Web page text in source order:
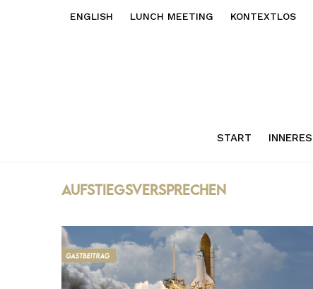
ENGLISH LUNCH MEETING KONTEXTLOS
START INNERES
aufstiegsversprechen